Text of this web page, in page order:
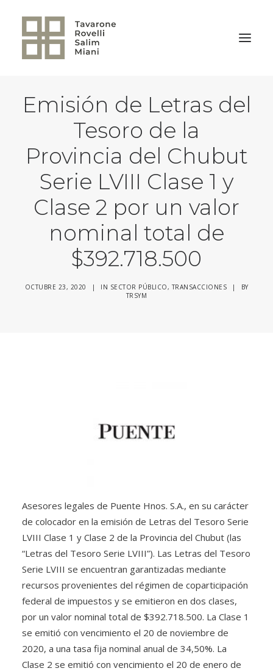
VOLVER A LA HOME
Emisión de Letras del
Tesoro de la
Provincia del Chubut
Serie LVIII Clase 1 y
Clase 2 por un valor
nominal total de
$392.718.500
OCTUBRE 23, 2020 | IN SECTOR PÚBLICO,TRANSACCIONES |
BY
TRSYM
Asesores legales de Puente Hnos. S.A., en su carácter
de colocador en la emisión de Letras del Tesoro Serie
LVIII Clase 1 y Clase 2 de la Provincia del Chubut (las
“Letras del Tesoro Serie LVIII”). Las Letras del Tesoro
Serie LVIII se encuentran garantizadas mediante
recursos provenientes del régimen de coparticipación
federal de impuestos y se emitieron en dos clases,
por un valor nominal total de $392.718.500. La Clase 1
se emitió con vencimiento el 20 de noviembre de
2020, a una tasa fija nominal anual de 34,50%. La
Clase 2 se emitió con vencimiento el 20 de enero de